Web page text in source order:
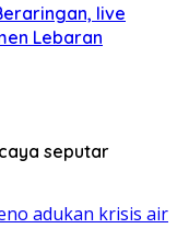
live
Lebaran
seputar